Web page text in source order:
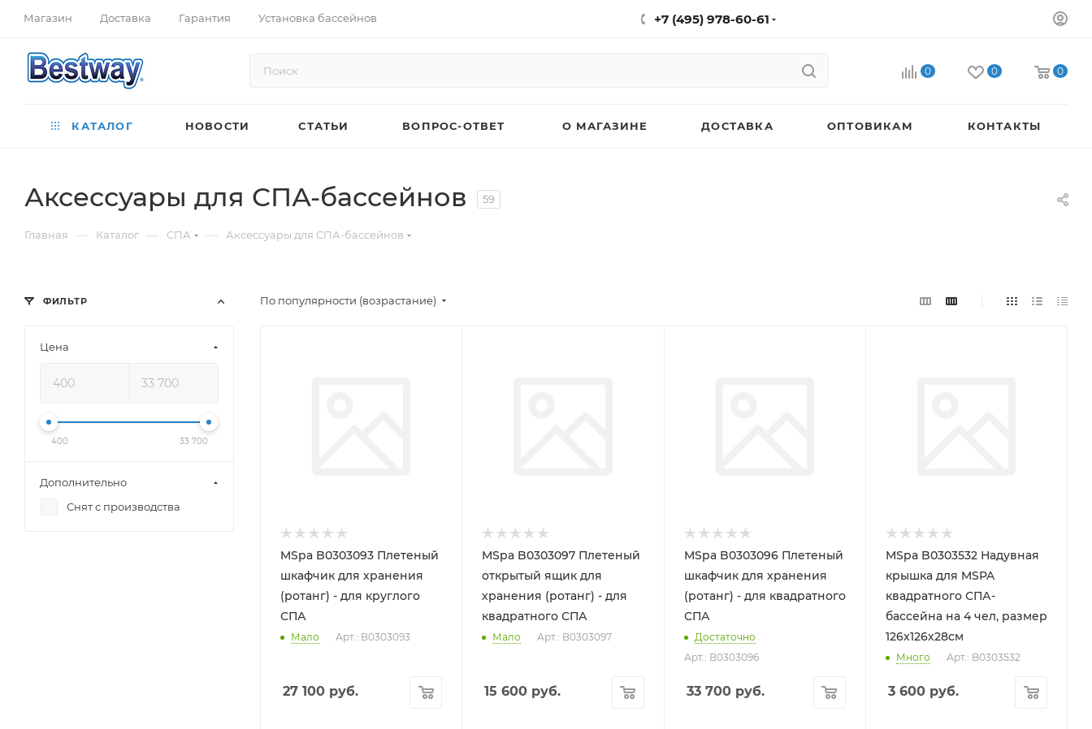
Магазин Доставка Гарантия Установка бассейнов +7 (495) 978-60-61
0 0 0
КАТАЛОГ НОВОСТИ СТАТЬИ ВОПРОС-ОТВЕТ О МАГАЗИНЕ ДОСТАВКА ОПТОВИКАМ КОНТАКТЫ
Аксессуары для СПА-бассейнов 59
Главная — Каталог — СПА — Аксессуары для СПА-бассейнов
По популярности (возрастание)
MSpa B0303093 Плетеный
шкафчик для хранения
(ротанг) - для круглого
СПА
Мало Арт.: B0303093
27 100 руб.
MSpa B0303097 Плетеный
открытый ящик для
хранения (ротанг) - для
квадратного СПА
Мало Арт.: B0303097
15 600 руб.
MSpa B0303096 Плетеный
шкафчик для хранения
(ротанг) - для квадратного
СПА
Достаточно
Арт.: B0303096
33 700руб.
MSpa B0303532 Надувная
крышка для MSPA
квадратного СПА-
бассейна на 4 чел, размер
126х126х28см
Много Арт.: B0303532
3 600руб.
ФИЛЬТР
Цена
400 33 700
Дополнительно
Снят с производства